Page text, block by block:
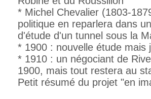
* Michel Chevalier (1803-
politique en reparlera dans
d'étude d'un tunnel sous la
* 1900 : nouvelle étude mais
* 1910 : un négociant de
1900, mais tout restera au
Petit résumé du projet "en